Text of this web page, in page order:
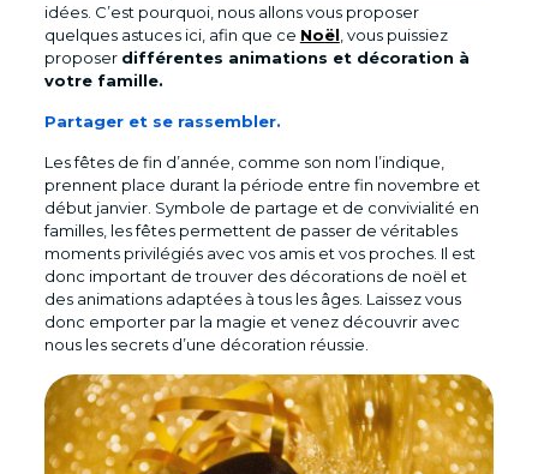
idées. C’est pourquoi, nous allons vous proposer
quelques astuces ici, afin que ce Noël , vous puissiez
proposer différentes animations et décoration à
votre famille.
Partager et se rassembler.
Les fêtes de fin d’année, comme son nom l’indique,
prennent place durant la période entre fin novembre et
début janvier. Symbole de partage et de convivialité en
familles, les fêtes permettent de passer de véritables
moments privilégiés avec vos amis et vos proches. Il est
donc important de trouver des décorations de noël et
des animations adaptées à tous les âges. Laissez vous
donc emporter par la magie et venez découvrir avec
nous les secrets d’une décoration réussie.